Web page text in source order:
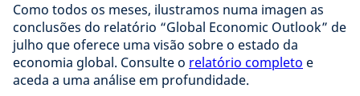
Como todos os meses, ilustramos numa imagen as
conclusões do relatório “Global Economic Outlook” de
julho que oferece uma visão sobre o estado da
economia global. Consulte o relatório completo e
aceda a uma análise em profundidade.